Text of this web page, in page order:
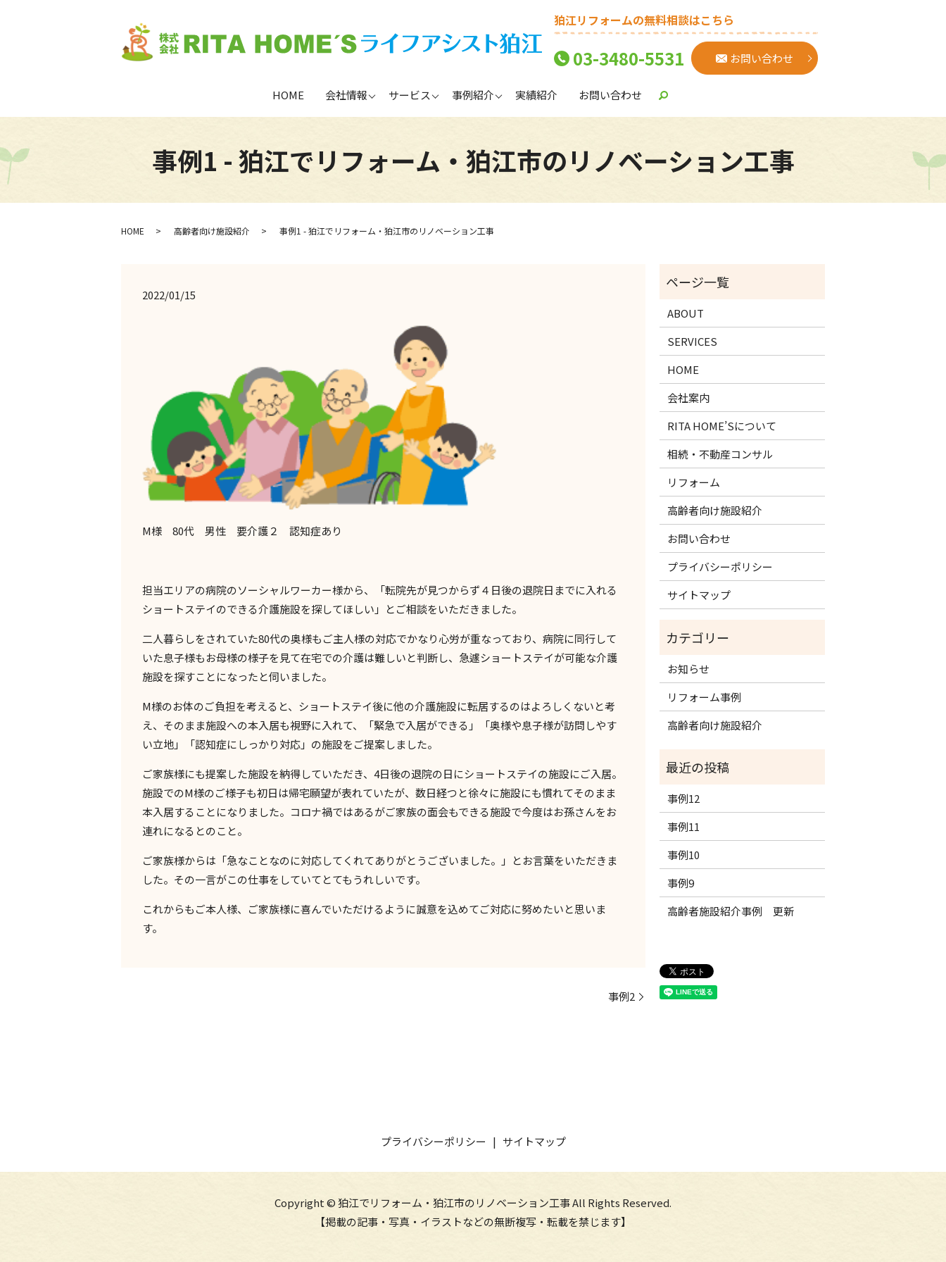
狛江リフォームの無料相談はこちら
03-3480-5531 お問い合わせ
HOME 会社情報 サービス 事例紹介 実績紹介 お問い合わせ
事例1 - 狛江でリフォーム・狛江市のリノベーション工事
HOME 高齢者向け施設紹介 事例1 - 狛江でリフォーム・狛江市のリノベーション工事
2022/01/15
M様 80代 男性 要介護２ 認知症あり
担当エリアの病院のソーシャルワーカー様から、「転院先が見つからず４日後の退院日までに入れる
ショートステイのできる介護施設を探してほしい」とご相談をいただきました。
二人暮らしをされていた80代の奥様もご主人様の対応でかなり心労が重なっており、病院に同行して
いた息子様もお母様の様子を見て在宅での介護は難しいと判断し、急遽ショートステイが可能な介護
施設を探すことになったと伺いました。
M様のお体のご負担を考えると、ショートステイ後に他の介護施設に転居するのはよろしくないと考
え、そのまま施設への本入居も視野に入れて、「緊急で入居ができる」「奥様や息子様が訪問しやす
い立地」「認知症にしっかり対応」の施設をご提案しました。
ご家族様にも提案した施設を納得していただき、 4日後の退院の日にショートステイの施設にご入居。
施設でのM様のご様子も初日は帰宅願望が表れていたが、数日経つと徐々に施設にも慣れてそのまま
本入居することになりました。コロナ禍ではあるがご家族の面会もできる施設で今度はお孫さんをお
連れになるとのこと。
ご家族様からは「急なことなのに対応してくれてありがとうございました。」とお言葉をいただきま
した。その一言がこの仕事をしていてとてもうれしいです。
これからもご本人様、ご家族様に喜んでいただけるように誠意を込めてご対応に努めたいと思いま
す。
事例2
ABOUT
SERVICES
HOME
会社案内
RITA HOME’Sについて
相続・不動産コンサル
リフォーム
高齢者向け施設紹介
お問い合わせ
プライバシーポリシー
サイトマップ
お知らせ
リフォーム事例
高齢者向け施設紹介
事例12
事例11
事例10
事例9
高齢者施設紹介事例 更新
プライバシーポリシー サイトマップ
Copyright © 狛江でリフォーム・狛江市のリノベーション工事 All Rights Reserved.
【掲載の記事・写真・イラストなどの無断複写・転載を禁じます】